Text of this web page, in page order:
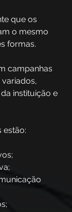
que os
o mesmo
formas.
campanhas
instituição e
estão: